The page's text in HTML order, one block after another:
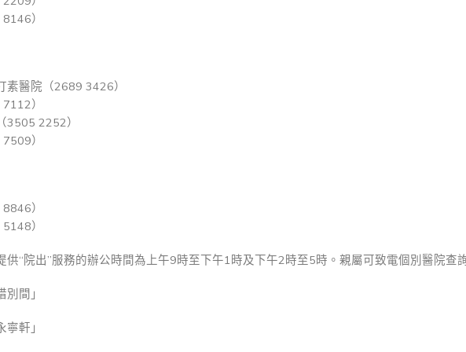
）
素醫院（2689 3426）
）
3505 2252）
）
）
）
供“院出”服務的辦公時間為上午9時至下午1時及下午2時至5時。親屬可致電個別醫院查
間」
軒」